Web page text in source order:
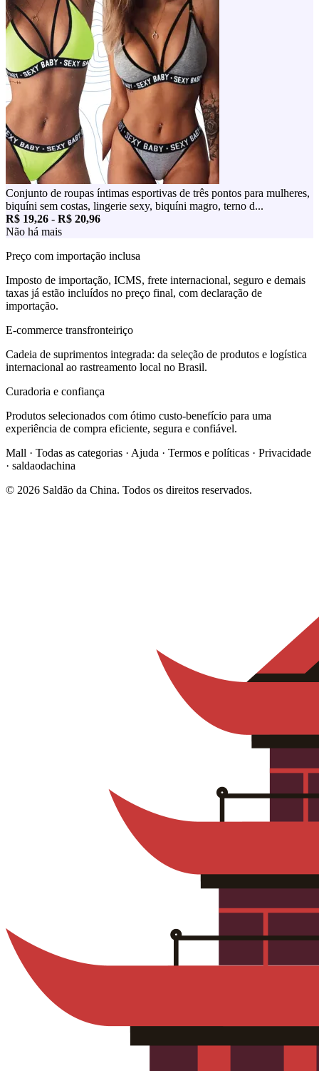
Conjunto de roupas íntimas esportivas de três pontos para mulheres,
biquíni sem costas, lingerie sexy, biquíni magro, terno d...
R$ 19,26 - R$ 20,96
Não há mais
Preço com importação inclusa
Imposto de importação, ICMS, frete internacional, seguro e demais
taxas já estão incluídos no preço final, com declaração de
importação.
E-commerce transfronteiriço
Cadeia de suprimentos integrada: da seleção de produtos e logística
internacional ao rastreamento local no Brasil.
Curadoria e confiança
Produtos selecionados com ótimo custo-benefício para uma
experiência de compra eficiente, segura e confiável.
Mall · Todas as categorias · Ajuda · Termos e políticas · Privacidade
· saldaodachina
© 2026 Saldão da China. Todos os direitos reservados.